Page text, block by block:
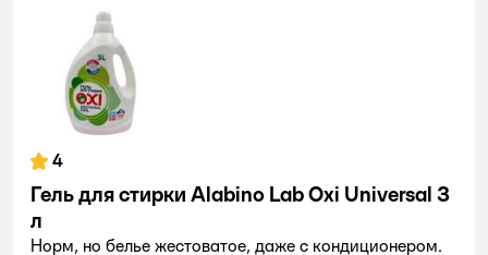
4
Гель для стирки Alabino Lab Oxi Universal 3
л
Норм, но белье жестоватое, даже с кондиционером.